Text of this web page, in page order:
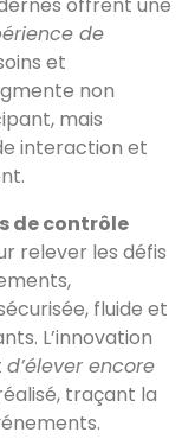
de
et
non
mais
interaction et
de contrôle
relever les défis
fluide et
L’innovation
d’élever encore
traçant la